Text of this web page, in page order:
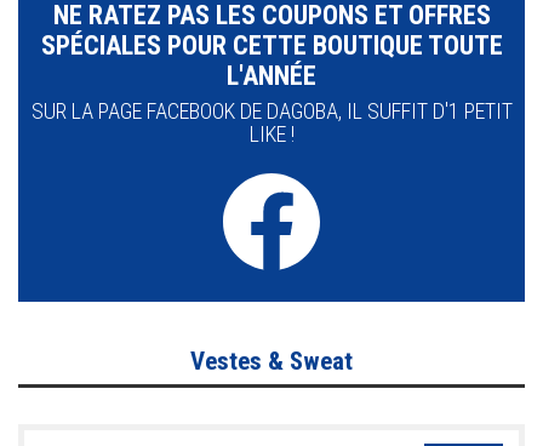
NE RATEZ PAS LES COUPONS ET OFFRES
SPÉCIALES POUR CETTE BOUTIQUE TOUTE
L'ANNÉE
SUR LA PAGE FACEBOOK DE DAGOBA, IL SUFFIT D'1 PETIT
LIKE !
Vestes & Sweat